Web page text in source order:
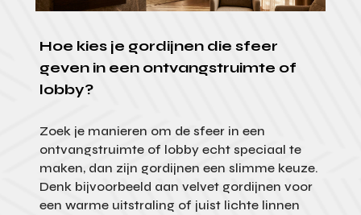
Hoe kies je gordijnen die sfeer
geven in een ontvangstruimte of
lobby?
Zoek je manieren om de sfeer in een
ontvangstruimte of lobby echt speciaal te
maken, dan zijn gordijnen een slimme keuze.
Denk bijvoorbeeld aan velvet gordijnen voor
een warme uitstraling of juist lichte linnen